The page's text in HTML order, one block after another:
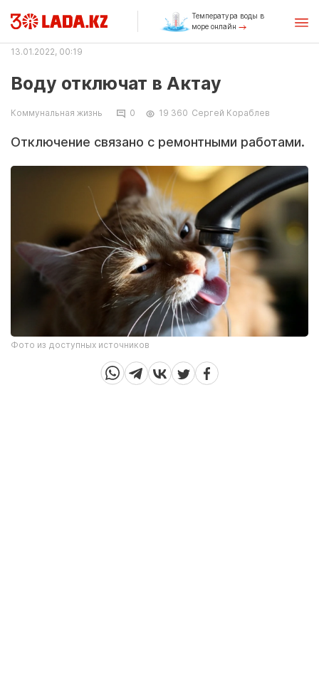
Температура воды в
море онлайн
13.01.2022, 00:19
Воду отключат в Актау
Коммунальная жизнь 0 19 360 Сергей Кораблев
Отключение связано с ремонтными работами.
Фото из доступных источников